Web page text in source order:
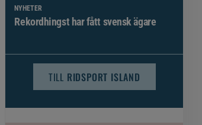
NYHETER
Brett politiskt stöd för förändringar i
TILL RIDSPORT ISLAND